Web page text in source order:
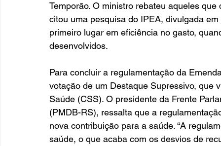
Temporão. O ministro rebateu aqueles
citou uma pesquisa do IPEA, divulgada
primeiro lugar em eficiência no gasto,
desenvolvidos.
Para concluir a regulamentação da
votação de um Destaque Supressivo, que
Saúde (CSS). O presidente da Frente
(PMDB-RS), ressalta que a
nova contribuição para a saúde. “A
saúde, o que acaba com os desvios de